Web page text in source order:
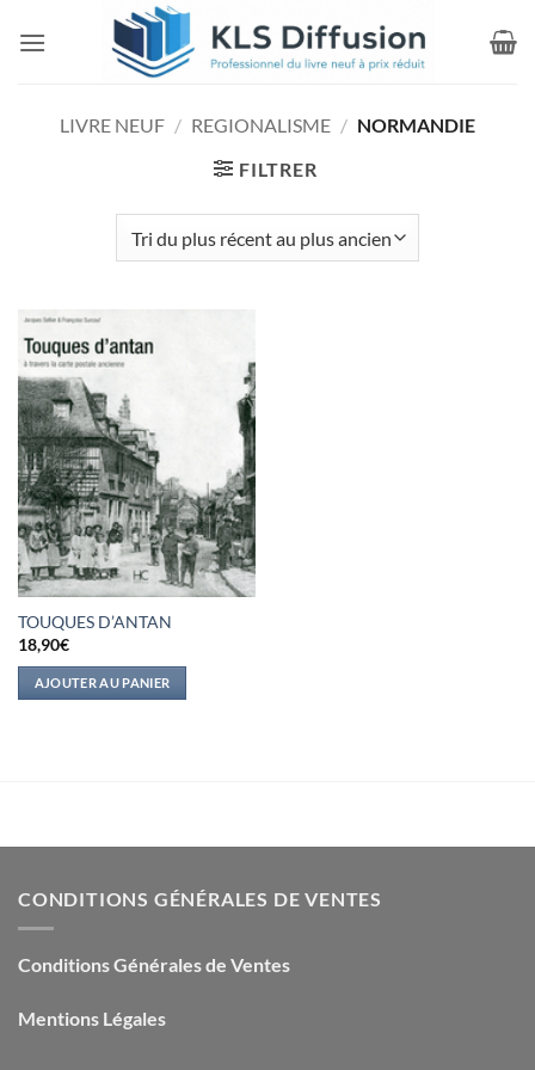
LIVRE NEUF / REGIONALISME / NORMANDIE
FILTRER
TOUQUES D’ANTAN
18,90€
AJOUTER AU PANIER
CONDITIONS GÉNÉRALES DE VENTES
Conditions Générales de Ventes
Mentions Légales